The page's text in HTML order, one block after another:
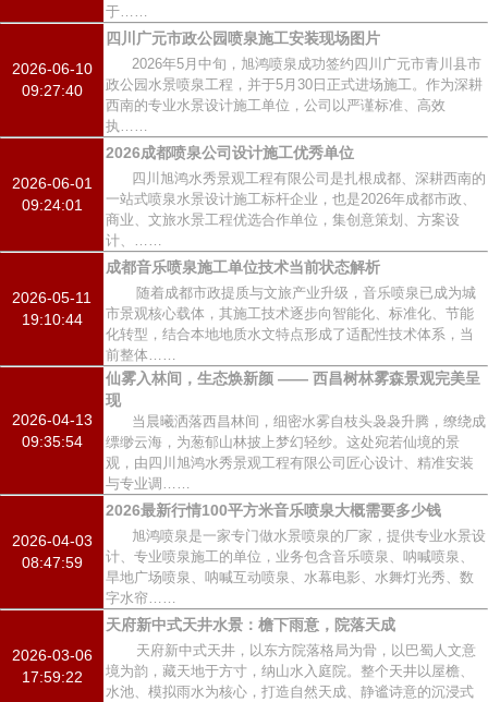
于……
2026-06-10
09:27:40
四川广元市政公园喷泉施工安装现场图片
2026年5月中旬，旭鸿喷泉成功签约四川广元市青川县市
政公园水景喷泉工程，并于5月30日正式进场施工。作为深耕
西南的专业水景设计施工单位，公司以严谨标准、高效
执……
2026-06-01
09:24:01
2026成都喷泉公司设计施工优秀单位
四川旭鸿水秀景观工程有限公司是扎根成都、深耕西南的
一站式喷泉水景设计施工标杆企业，也是2026年成都市政、
商业、文旅水景工程优选合作单位，集创意策划、方案设
计、……
2026-05-11
19:10:44
成都音乐喷泉施工单位技术当前状态解析
随着成都市政提质与文旅产业升级，音乐喷泉已成为城
市景观核心载体，其施工技术逐步向智能化、标准化、节能
化转型，结合本地地质水文特点形成了适配性技术体系，当
前整体……
2026-04-13
09:35:54
仙雾入林间，生态焕新颜 —— 西昌树林雾森景观完美呈
现
当晨曦洒落西昌林间，细密水雾自枝头袅袅升腾，缭绕成
缥缈云海，为葱郁山林披上梦幻轻纱。这处宛若仙境的景
观，由四川旭鸿水秀景观工程有限公司匠心设计、精准安装
与专业调……
2026-04-03
08:47:59
2026最新行情100平方米音乐喷泉大概需要多少钱
旭鸿喷泉是一家专门做水景喷泉的厂家，提供专业水景设
计、专业喷泉施工的单位，业务包含音乐喷泉、呐喊喷泉、
旱地广场喷泉、呐喊互动喷泉、水幕电影、水舞灯光秀、数
字水帘……
2026-03-06
17:59:22
天府新中式天井水景：檐下雨意，院落天成
天府新中式天井，以东方院落格局为骨，以巴蜀人文意
境为韵，藏天地于方寸，纳山水入庭院。整个天井以屋檐、
水池、模拟雨水为核心，打造自然天成、静谧诗意的沉浸式